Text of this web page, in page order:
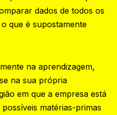
dados de todos os
que é supostamente
na aprendizagem,
na sua própria
em que a empresa está
matérias-primas